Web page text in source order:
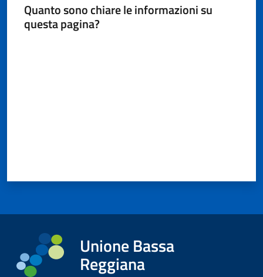
Quanto sono chiare le informazioni su
questa pagina?
Unione Bassa
Reggiana